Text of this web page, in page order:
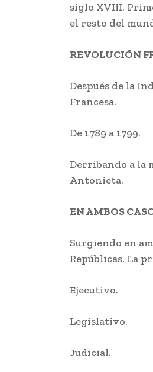
siglo XVIII.
el resto del
REVOLUCIÓN
Después de la
Francesa.
De 1789 a 1799.
Derribando a la
Antonieta.
EN AMBOS
Surgiendo en
Repúblicas. La
Ejecutivo.
Legislativo.
Judicial.